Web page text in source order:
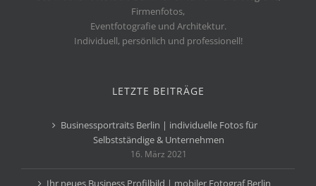
Firmenfotos,
Eventfotografie und Architektur.
Individuell, persönlich und professionell!
LETZTE BEITRÄGE
Businessportraits Berlin | individuelle Fotos für
Selbstständige & Unternehmen
16. März 2021
Ihr neues Business Profilbild | mobiler Fotograf Berlin